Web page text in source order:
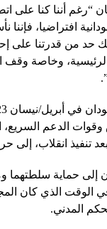
“رغم أننا كنا على
افتراضيا،
حد من قدرتنا على
وخاصة وقف
وقوات الدعم
تنفيذ انقلاب، إلى
إلى حماية سلطتهما
في الوقت الذي كان
المدني.